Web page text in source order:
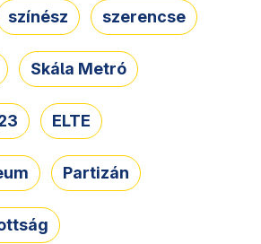
színész szerencse
Skála Metró
ELTE
Partizán